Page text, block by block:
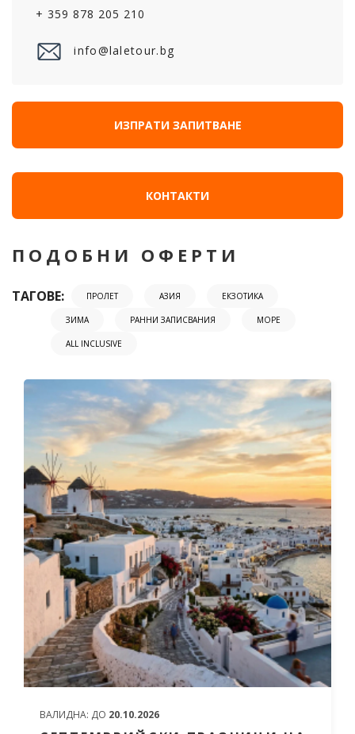
+ 359 878 205 210
info@laletour.bg
ИЗПРАТИ ЗАПИТВАНЕ
КОНТАКТИ
ПОДОБНИ ОФЕРТИ
ТАГОВЕ: ПРОЛЕТ АЗИЯ ЕКЗОТИКА
ЗИМА РАННИ ЗАПИСВАНИЯ МОРЕ
ALL INCLUSIVE
ВАЛИДНА: ДО 20.10.2026